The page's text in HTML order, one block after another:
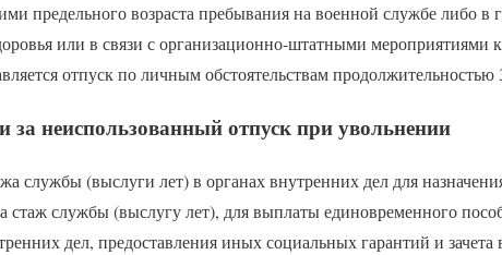
предельного возраста пребывания на военной службе либо в
или в связи с организационно-штатными мероприятиями
отпуск по личным обстоятельствам продолжительностью
за неиспользованный отпуск при увольнении
службы (выслуги лет) в органах внутренних дел для
стаж службы (выслугу лет), для выплаты единовременного
дел, предоставления иных социальных гарантий и